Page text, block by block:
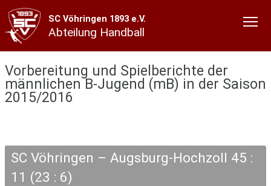
SC Vöhringen 1893 e.V.
Abteilung Handball
Vorbereitung und Spielberichte der
männlichen B-Jugend (mB) in der Saison
2015/2016
SC Vöhringen – Augsburg-Hochzoll 45 :
11 (23 : 6)